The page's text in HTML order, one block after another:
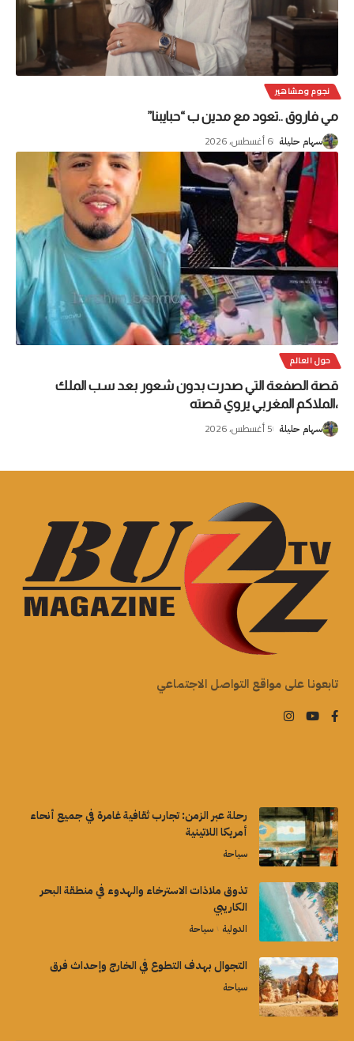
نجوم ومشاهير
مي فاروق ..تعود مع مدين ب “حبايبنا”
سهام حليلة 6 أغسطس، 2026
حول العالم
قصة الصفعة التي صدرت بدون شعور بعد سب الملك
،الملاكم المغربي يروي قصته
سهام حليلة 5 أغسطس، 2026
تابعونا على مواقع التواصل الاجتماعي
رحلة عبر الزمن: تجارب ثقافية غامرة في جميع أنحاء
أمريكا اللاتينية
سياحة
تذوق ملاذات الاسترخاء والهدوء في منطقة البحر
الكاريبي
الدولية سياحة
التجوال بهدف التطوع في الخارج وإحداث فرق
سياحة